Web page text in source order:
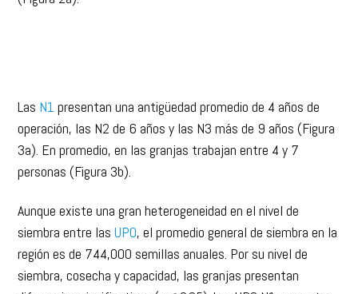
Las N1 presentan una antigüedad promedio de 4 años de
operación, las N2 de 6 años y las N3 más de 9 años (Figura
3a). En promedio, en las granjas trabajan entre 4 y 7
personas (Figura 3b).
Aunque existe una gran heterogeneidad en el nivel de
siembra entre lasUPO, el promedio general de siembra en la
región es de 744,000 semillas anuales. Por su nivel de
siembra, cosecha y capacidad, las granjas presentan